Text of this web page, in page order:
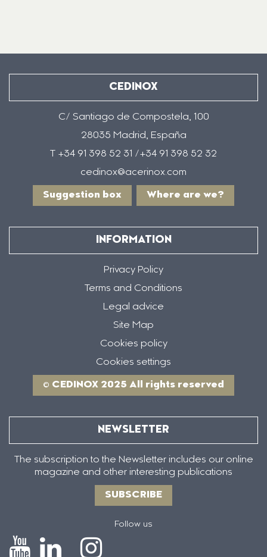
CEDINOX
C/ Santiago de Compostela, 100
28035 Madrid, España
T +34 91 398 52 31 /+34 91 398 52 32
cedinox@acerinox.com
Suggestion box Where are we?
INFORMATION
Privacy Policy
Terms and Conditions
Legal advice
Site Map
Cookies policy
Cookies settings
© CEDINOX 2025 All rights reserved
NEWSLETTER
The subscription to the Newsletter includes our online
magazine and other interesting publications
SUBSCRIBE
Follow us
Icono
IconoIcono